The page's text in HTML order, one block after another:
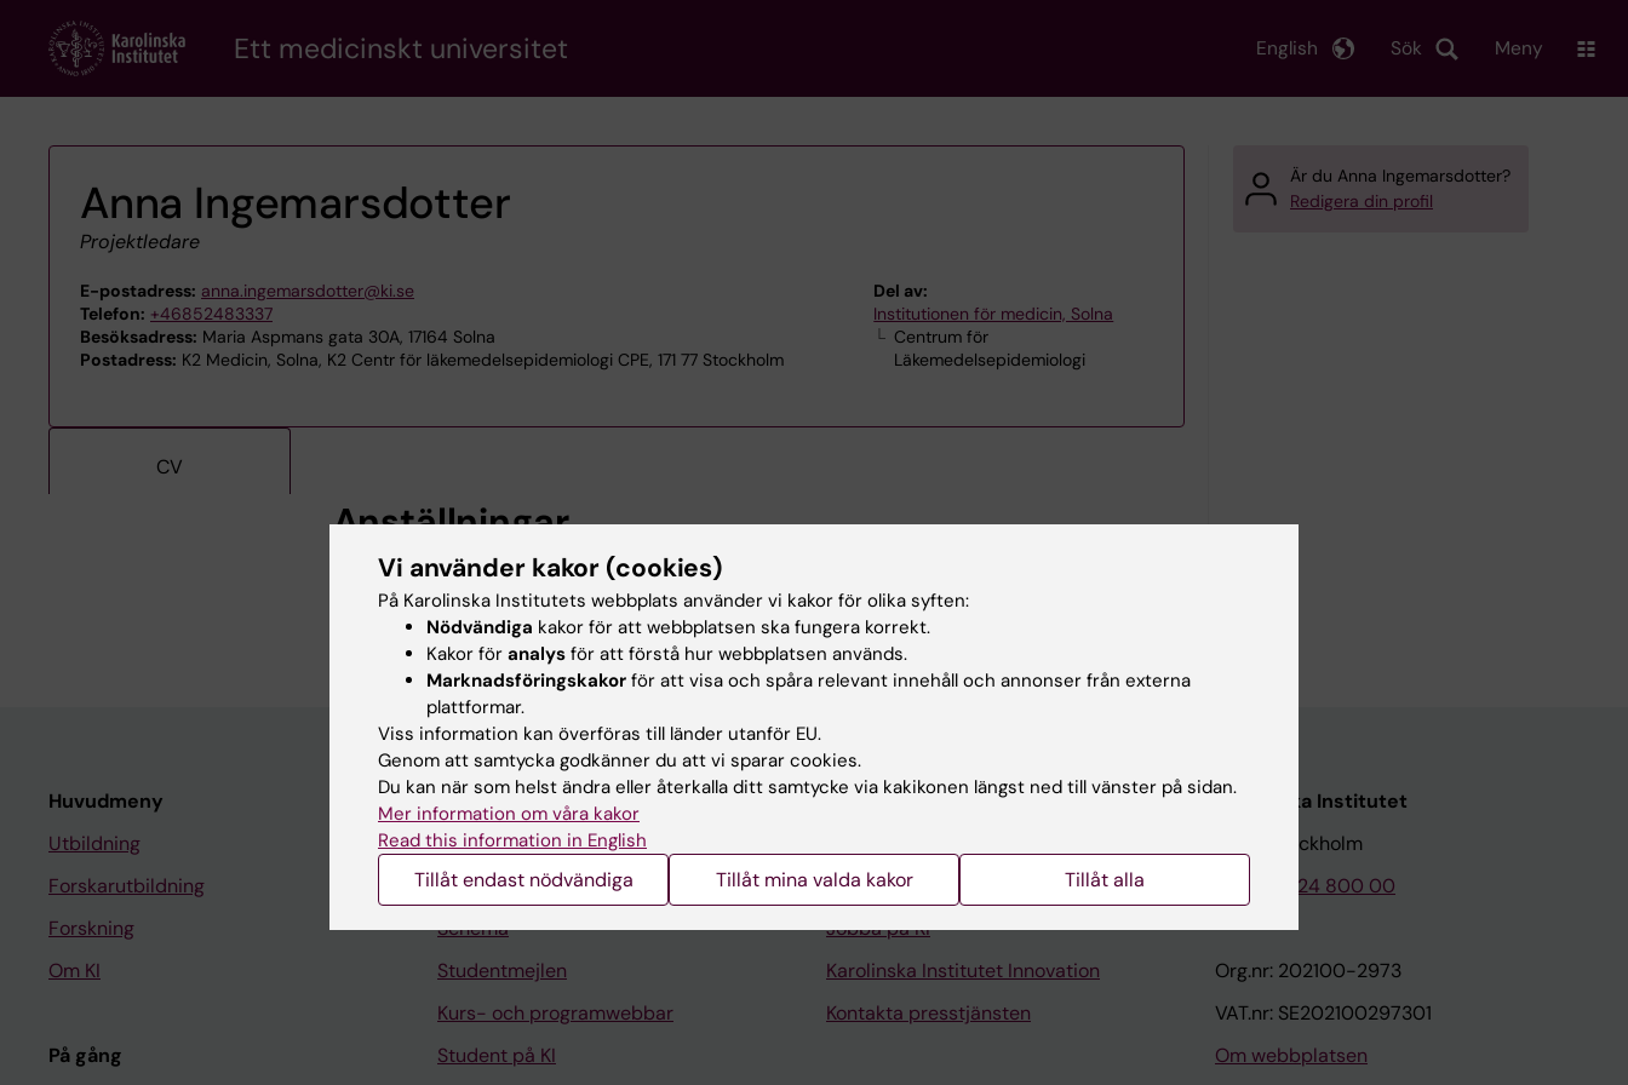
content
Ett medicinskt universitet Sök
English Meny
Anna Ingemarsdotter
Projektledare
E-postadress: anna.ingemarsdotter@ki.se
Telefon: +46852483337
Besöksadress: Maria Aspmans gata 30A, 17164 Solna
Postadress: K2 Medicin, Solna, K2 Centr för läkemedelsepidemiologi CPE, 171 77 Stockholm
Del av:
Institutionen för medicin, Solna
Centrum för
Läkemedelsepidemiologi
CV
Anställningar
Projektledare, Medicin, Solna, Karolinska Institutet, 2025-
Forskningssköterska, Medicin, Solna, Karolinska Institutet, 2016-2025
Är du Anna Ingemarsdotter?
Redigera din profil
Huvudmeny
Utbildning
Forskarutbildning
Forskning
Om KI
På gång
Student
Ladok
Canvas
Schema
Studentmejlen
Kurs- och programwebbar
Student på KI
Kontakta och besök KI
Stöd forskning och utbildning
Jobba på KI
Karolinska Institutet Innovation
Kontakta presstjänsten
Karolinska Institutet
171 77 Stockholm
Tel: 08-524 800 00
Org.nr: 202100-2973
VAT.nr: SE202100297301
Om webbplatsen
Vi använder kakor (cookies)
På Karolinska Institutets webbplats använder vi kakor för olika syften:
Nödvändiga kakor för att webbplatsen ska fungera korrekt.
Kakor för analys för att förstå hur webbplatsen används.
Marknadsföringskakor för att visa och spåra relevant innehåll och annonser från externa
plattformar.
Viss information kan överföras till länder utanför EU.
Genom att samtycka godkänner du att vi sparar cookies.
Du kan när som helst ändra eller återkalla ditt samtycke via kakikonen längst ned till vänster på sidan.
Mer information om våra kakor
Read this information in English
Tillåt endast nödvändiga Tillåt mina valda kakor Tillåt alla